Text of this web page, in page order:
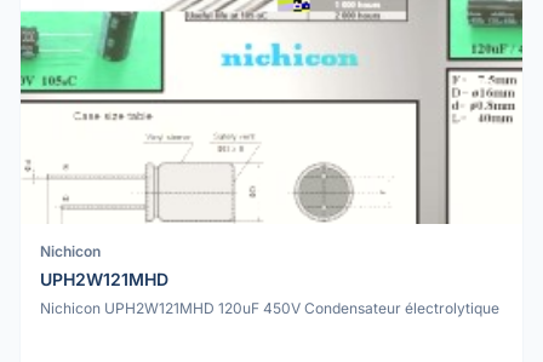
Nichicon
UPH2W121MHD
Nichicon UPH2W121MHD 120uF 450V Condensateur électrolytique